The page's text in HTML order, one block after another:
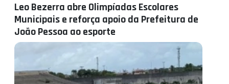
Leo Bezerra abre Olimpíadas Escolares
Municipais e reforça apoio da Prefeitura de
João Pessoa ao esporte